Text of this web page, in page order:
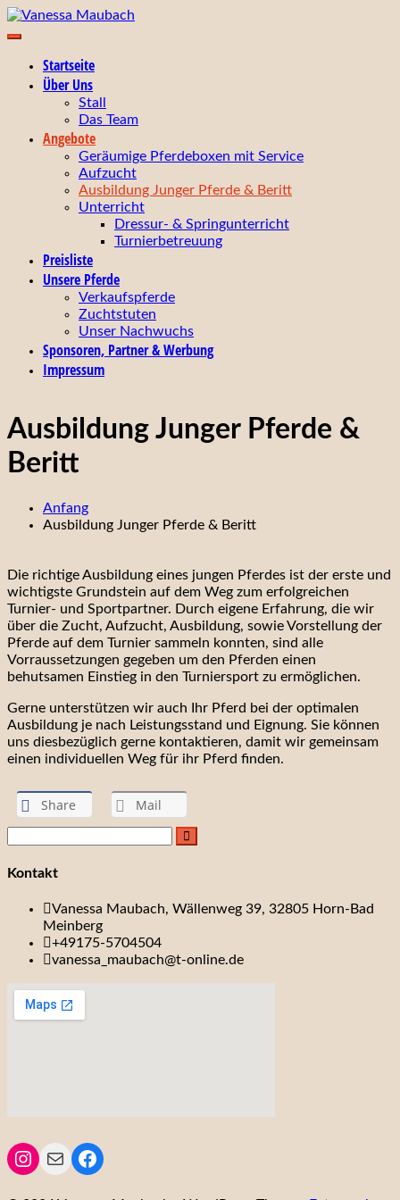
Zum
Inhalt
Vanessa Maubach
Turniervorstellung und Verkauf von Pferden!
Startseite
Über Uns
Stall
Das Team
Angebote
Geräumige Pferdeboxen mit Service
Aufzucht
Ausbildung Junger Pferde & Beritt
Unterricht
Dressur- & Springunterricht
Turnierbetreuung
Preisliste
Unsere Pferde
Verkaufspferde
Zuchtstuten
Unser Nachwuchs
Sponsoren, Partner & Werbung
Impressum
Ausbildung Junger Pferde &
Beritt
Anfang
Ausbildung Junger Pferde & Beritt
Die richtige Ausbildung eines jungen Pferdes ist der erste und
wichtigste Grundstein auf dem Weg zum erfolgreichen
Turnier- und Sportpartner. Durch eigene Erfahrung, die wir
über die Zucht, Aufzucht, Ausbildung, sowie Vorstellung der
Pferde auf dem Turnier sammeln konnten, sind alle
Vorraussetzungen gegeben um den Pferden einen
behutsamen Einstieg in den Turniersport zu ermöglichen.
Gerne unterstützen wir auch Ihr Pferd bei der optimalen
Ausbildung je nach Leistungsstand und Eignung. Sie können
uns diesbezüglich gerne kontaktieren, damit wir gemeinsam
einen individuellen Weg für ihr Pferd finden.
Share Mail
Kontakt
Vanessa Maubach, Wällenweg 39, 32805 Horn-Bad
Meinberg
+49175-5704504
vanessa_maubach@t-online.de
Instagram
MailFacebook